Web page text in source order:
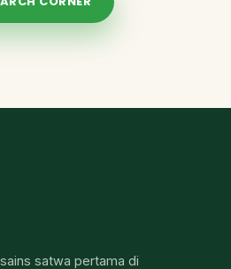
satwa pertama di